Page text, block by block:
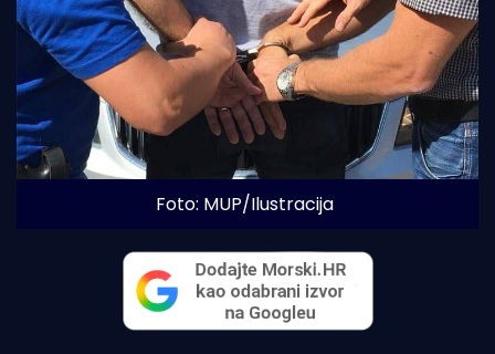
Foto: MUP/Ilustracija